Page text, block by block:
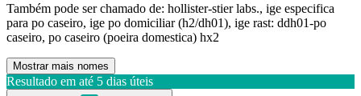
Também pode ser chamado de: hollister-stier labs., ige especifica
para po caseiro, ige po domiciliar (h2/dh01), ige rast: ddh01-po
caseiro, po caseiro (poeira domestica) hx2
Mostrar mais nomes
Resultado em até 5 dias úteis